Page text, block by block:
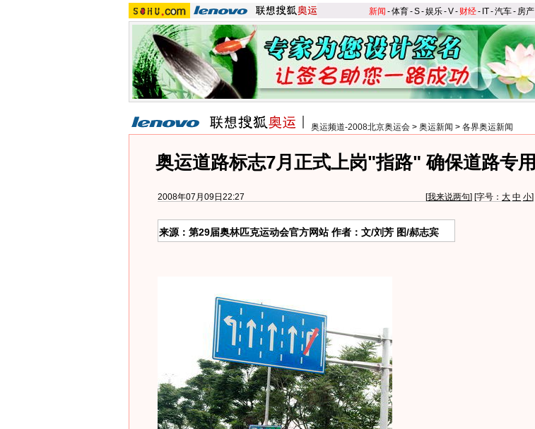
新闻 -体育-S-娱乐-V- 财经- IT-汽车- 房产
奥运频道-2008北京奥运会 > 奥运新闻 > 各界奥运新闻
奥运道路标志7月正式上岗"指路" 确保道路专用
2008年07月09日22:27 [我来说两句] [字号： 大 中 小]
来源：第29届奥林匹克运动会官方网站 作者：文/刘芳 图/郝志宾